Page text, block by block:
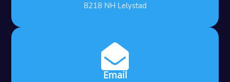
8218 NH Lelystad

Email